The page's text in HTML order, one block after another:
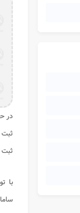
در
ثبت
ثبت
با